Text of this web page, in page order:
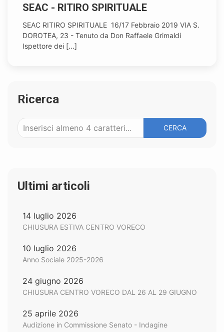
SEAC - RITIRO SPIRITUALE
SEAC RITIRO SPIRITUALE 16/17 Febbraio 2019 VIA S.
DOROTEA, 23 - Tenuto da Don Raffaele Grimaldi
Ispettore dei [...]
Ricerca
CERCA
Ultimi articoli
14 luglio 2026
CHIUSURA ESTIVA CENTRO VORECO
10 luglio 2026
Anno Sociale 2025-2026
24 giugno 2026
CHIUSURA CENTRO VORECO DAL 26 AL 29 GIUGNO
25 aprile 2026
Audizione in Commissione Senato - Indagine